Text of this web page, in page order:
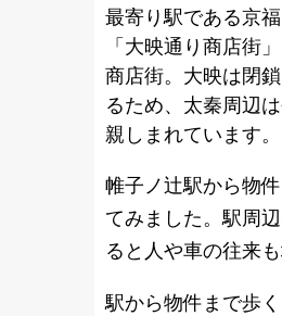
最寄り駅である京
「大映通り商店街
商店街。大映は閉
るため、太秦周辺
親しまれています。
帷子ノ辻駅から物
てみました。駅周
ると人や車の往来も
駅から物件まで歩